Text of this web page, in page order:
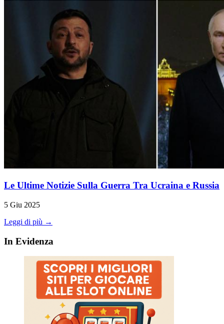
Le Ultime Notizie Sulla Guerra Tra Ucraina e Russia
5 Giu 2025
Leggi di più →
In Evidenza